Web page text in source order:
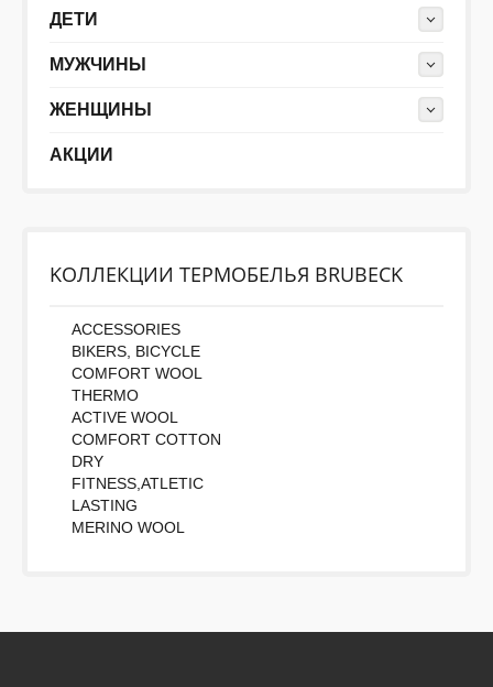
макс. 2000 знаков)
ДЕТИ
МУЖЧИНЫ
ЖЕНЩИНЫ
АКЦИИ
KОЛЛЕКЦИИ ТЕРМОБЕЛЬЯ BRUBECK
ACCESSORIES
BIKERS, BICYCLE
COMFORT WOOL
THERMO
ACTIVE WOOL
COMFORT COTTON
DRY
FITNESS,ATLETIC
LASTING
MERINO WOOL